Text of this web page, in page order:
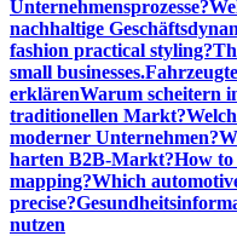
Unternehmensprozesse?
nachhaltige
fashion practical styling?
small businesses.
erklärenWarum scheitern
traditionellen Markt?
moderner Unternehmen?
harten B2B-Markt?How
mapping?Which
precise?
nutzen